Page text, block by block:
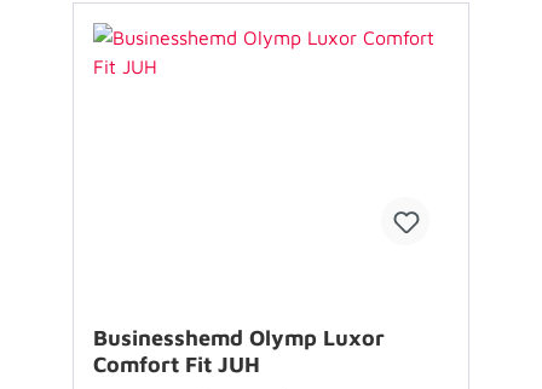
Businesshemd Olymp Luxor
Comfort Fit JUH